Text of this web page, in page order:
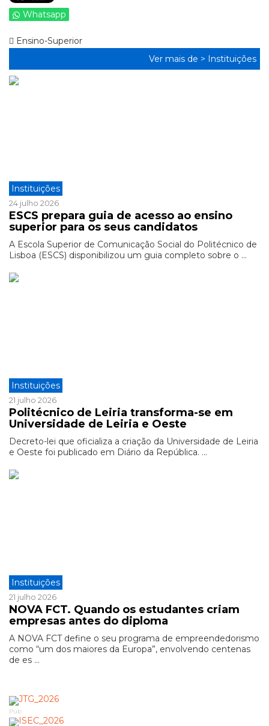
Whatsapp
Ensino-Superior
Ver mais de > Instituições
Instituições
24 julho 2026
ESCS prepara guia de acesso ao ensino
superior para os seus candidatos
A Escola Superior de Comunicação Social do Politécnico de
Lisboa (ESCS) disponibilizou um guia completo sobre o ...
Instituições
21 julho 2026
Politécnico de Leiria transforma-se em
Universidade de Leiria e Oeste
Decreto-lei que oficializa a criação da Universidade de Leiria
e Oeste foi publicado em Diário da República. ...
Instituições
21 julho 2026
NOVA FCT. Quando os estudantes criam
empresas antes do diploma
A NOVA FCT define o seu programa de empreendedorismo
como “um dos maiores da Europa”, envolvendo centenas
de es ...
Pub